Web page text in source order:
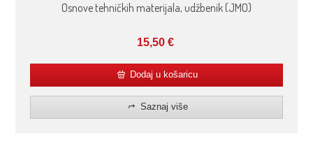
Osnove tehničkih materijala, udžbenik (JMO)
15,50 €
Dodaj u košaricu
Saznaj više